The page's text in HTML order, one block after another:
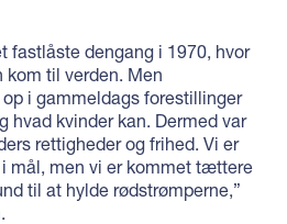
fastlåste dengang i 1970, hvor
til verden. Men
i gammeldags forestillinger
hvad kvinder kan. Dermed var
rettigheder og frihed. Vi er
mål, men vi er kommet tættere
til at hylde rødstrømperne,”